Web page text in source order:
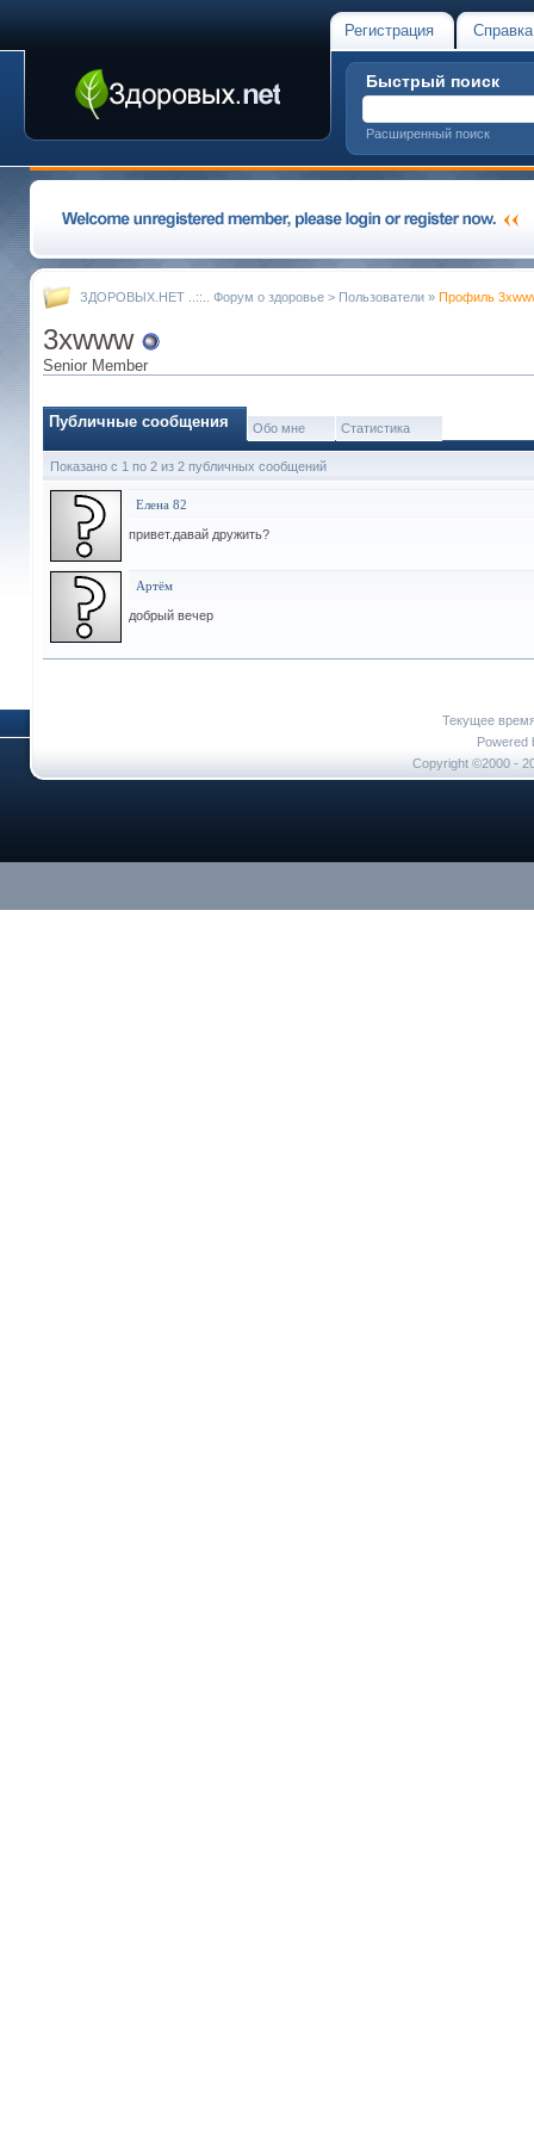
Регистрация Справка
Быстрый поиск
Расширенный поиск
ЗДОРОВЫХ.НЕТ ..::.. Форум о здоровье > Пользователи » Профиль
3xwww
Senior Member
Публичные сообщения Обо мне Статистика
Показано с 1 по 2 из 2 публичных сообщений
Елена 82
привет.давай дружить?
Артём
добрый вечер
Текущее
Powered
Copyright ©2000 -